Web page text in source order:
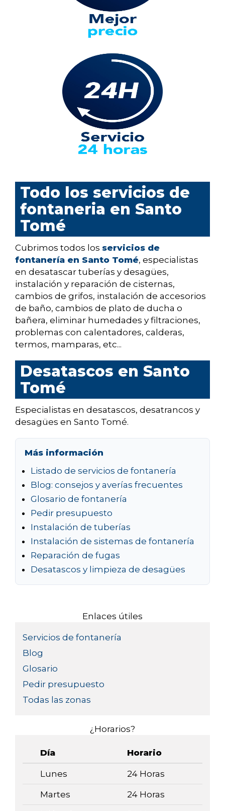
Todo los servicios de
fontaneria en Santo
Tomé
Cubrimos todos los servicios de
fontanería en Santo Tomé, especialistas
en desatascar tuberías y desagües,
instalación y reparación de cisternas,
cambios de grifos, instalación de accesorios
de baño, cambios de plato de ducha o
bañera, eliminar humedades y filtraciones,
problemas con calentadores, calderas,
termos, mamparas, etc...
Desatascos en Santo
Tomé
Especialistas en desatascos, desatrancos y
desagües en Santo Tomé.
Más información
Listado de servicios de fontanería
Blog: consejos y averías frecuentes
Glosario de fontanería
Pedir presupuesto
Instalación de tuberías
Instalación de sistemas de fontanería
Reparación de fugas
Desatascos y limpieza de desagües
Enlaces útiles
Servicios de fontanería
Blog
Glosario
Pedir presupuesto
Todas las zonas
¿Horarios?
Día Horario
Lunes 24 Horas
Martes 24 Horas